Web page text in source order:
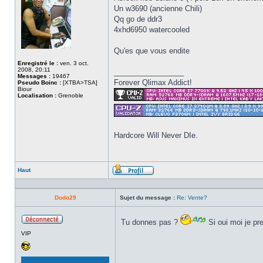
Enregistré le : ven. 3 oct.
2008, 20:11
Messages : 19467
Pseudo Boinc : [XTBA>TSA]
Biour
Localisation : Grenoble
Un w3690 (ancienne Chili)
Qq go de ddr3
4xhd6950 watercooled
Qu'es que vous endite
Forever Qlimax Addict!
Hardcore Will Never DIe.
Haut
Profil
Dodo29 Sujet du message : Re: Vente?
VIP
Tu donnes pas ? Si oui moi je